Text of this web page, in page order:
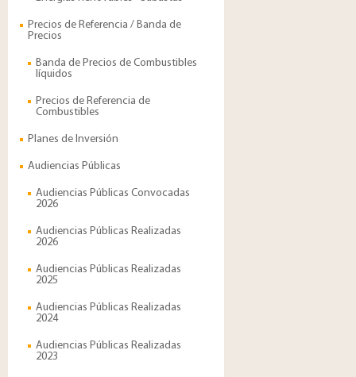
Precios de Referencia / Banda de
Precios
Banda de Precios de Combustibles
líquidos
Precios de Referencia de
Combustibles
Planes de Inversión
Audiencias Públicas
Audiencias Públicas Convocadas
2026
Audiencias Públicas Realizadas
2026
Audiencias Públicas Realizadas
2025
Audiencias Públicas Realizadas
2024
Audiencias Públicas Realizadas
2023